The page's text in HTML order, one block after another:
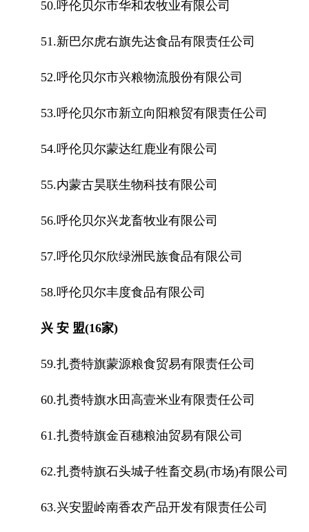
50.呼伦贝尔市华和农牧业有限公司
51.新巴尔虎右旗先达食品有限责任公司
52.呼伦贝尔市兴粮物流股份有限公司
53.呼伦贝尔市新立向阳粮贸有限责任公司
54.呼伦贝尔蒙达红鹿业有限公司
55.内蒙古昊联生物科技有限公司
56.呼伦贝尔兴龙畜牧业有限公司
57.呼伦贝尔欣绿洲民族食品有限公司
58.呼伦贝尔丰度食品有限公司
兴 安 盟(16家)
59.扎赉特旗蒙源粮食贸易有限责任公司
60.扎赉特旗水田高壹米业有限责任公司
61.扎赉特旗金百穗粮油贸易有限公司
62.扎赉特旗石头城子牲畜交易(市场)有限公司
63.兴安盟岭南香农产品开发有限责任公司